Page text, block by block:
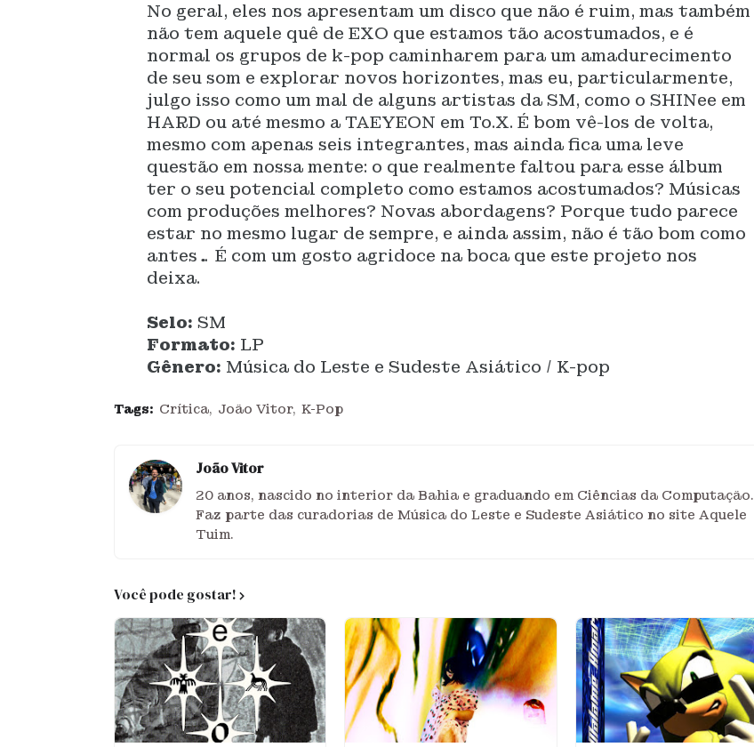
No geral, eles nos apresentam um disco que não é ruim, mas também
não tem aquele quê de EXO que estamos tão acostumados, e é
normal os grupos de k-pop caminharem para um amadurecimento
de seu som e explorar novos horizontes, mas eu, particularmente,
julgo isso como um mal de alguns artistas da SM, como o SHINee em
HARD ou até mesmo a TAEYEON em To.X. É bom vê-los de volta,
mesmo com apenas seis integrantes, mas ainda fica uma leve
questão em nossa mente: o que realmente faltou para esse álbum
ter o seu potencial completo como estamos acostumados? Músicas
com produções melhores? Novas abordagens? Porque tudo parece
estar no mesmo lugar de sempre, e ainda assim, não é tão bom como
antes… É com um gosto agridoce na boca que este projeto nos
deixa.
Selo: SM
Formato: LP
Gênero: Música do Leste e Sudeste Asiático / K-pop
Tags: Crítica João Vitor K-Pop
João Vitor
20 anos, nascido no interior da Bahia e graduando em Ciências da Computação.
Faz parte das curadorias de Música do Leste e Sudeste Asiático no site Aquele
Tuim.
Você pode gostar!